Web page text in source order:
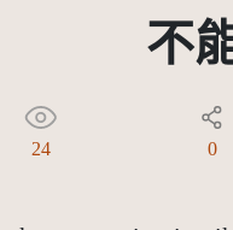
不
護-僅限於本平台有限度公開瀏覽
24 0